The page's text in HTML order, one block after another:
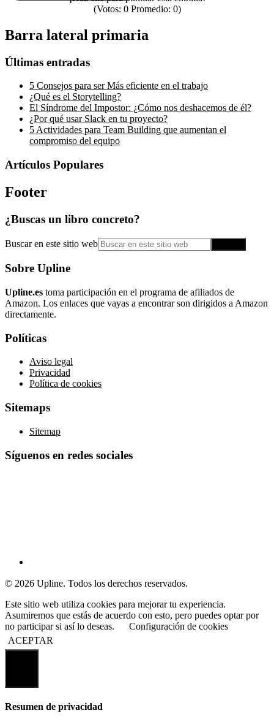
(Votos: 0Promedio: 0)
Barra lateral primaria
Últimas entradas
5 Consejos para ser Más eficiente en el trabajo
¿Qué es el Storytelling?
El Síndrome del Impostor: ¿Cómo nos deshacemos de él?
¿Por qué usar Slack en tu proyecto?
5 Actividades para Team Building que aumentan el
compromiso del equipo
Artículos Populares
Footer
¿Buscas un libro concreto?
Buscar en este sitio web
Sobre Upline
Upline.es toma participación en el programa de afiliados de
Amazon. Los enlaces que vayas a encontrar son dirigidos a Amazon
directamente.
Políticas
Aviso legal
Privacidad
Política de cookies
Sitemaps
Sitemap
Síguenos en redes sociales
© 2026 Upline. Todos los derechos reservados.
Este sitio web utiliza cookies para mejorar tu experiencia.
Asumiremos que estás de acuerdo con esto, pero puedes optar por
no participar si así lo deseas.
Configuración de cookies
ACEPTAR
Resumen de privacidad